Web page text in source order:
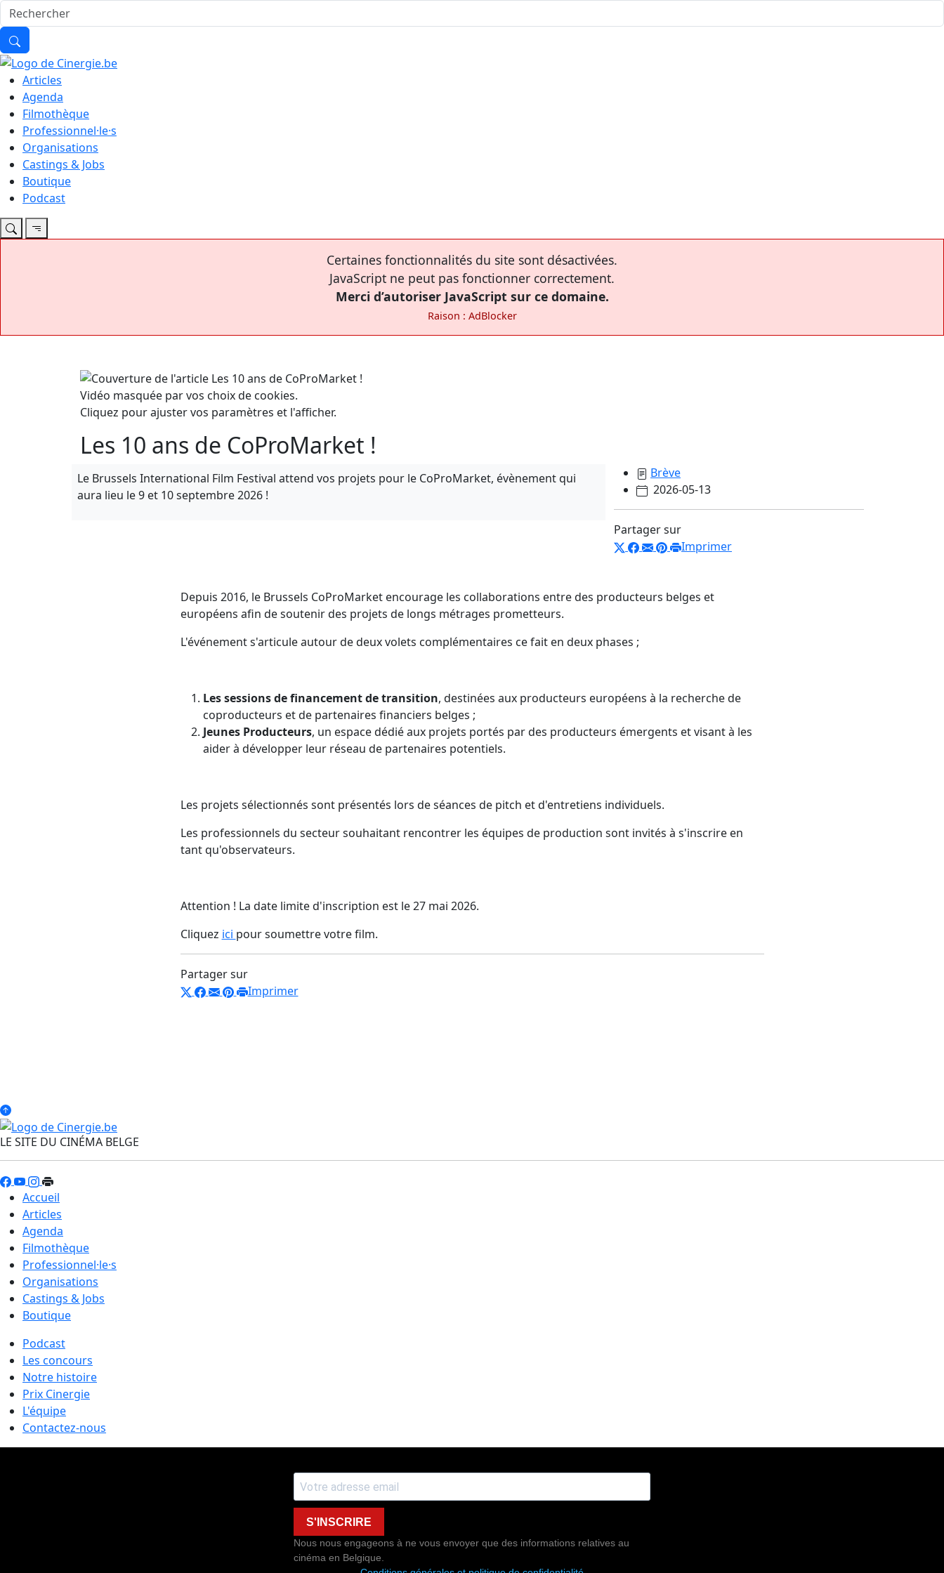
Articles
Agenda
Filmothèque
Professionnel·le·s
Organisations
Castings & Jobs
Boutique
Podcast
Certaines fonctionnalités du site sont désactivées.
JavaScript ne peut pas fonctionner correctement.
Merci d’autoriser JavaScript sur ce domaine.
Raison : AdBlocker
Vidéo masquée par vos choix de cookies.
Cliquez pour ajuster vos paramètres et l'afficher.
Les 10 ans de CoProMarket !
Le Brussels International Film Festival attend vos projets pour le CoProMarket, évènement qui
aura lieu le 9 et 10 septembre 2026 !
Brève
2026-05-13
Partager sur
Imprimer
Depuis 2016, le Brussels CoProMarket encourage les collaborations entre des producteurs belges et
européens afin de soutenir des projets de longs métrages prometteurs.
L'événement s'articule autour de deux volets complémentaires ce fait en deux phases ;
Les sessions de financement de transition, destinées aux producteurs européens à la recherche de
coproducteurs et de partenaires financiers belges ;
Jeunes Producteurs, un espace dédié aux projets portés par des producteurs émergents et visant à les
aider à développer leur réseau de partenaires potentiels.
Les projets sélectionnés sont présentés lors de séances de pitch et d'entretiens individuels.
Les professionnels du secteur souhaitant rencontrer les équipes de production sont invités à s'inscrire en
tant qu'observateurs.
Attention ! La date limite d'inscription est le 27 mai 2026.
Cliquez ici pour soumettre votre film.
Partager sur
Imprimer
LE SITE DU CINÉMA BELGE
Accueil
Articles
Agenda
Filmothèque
Professionnel·le·s
Organisations
Castings & Jobs
Boutique
Podcast
Les concours
Notre histoire
Prix Cinergie
L'équipe
Contactez-nous
S'INSCRIRE
Nous nous engageons à ne vous envoyer que des informations relatives au
cinéma en Belgique.